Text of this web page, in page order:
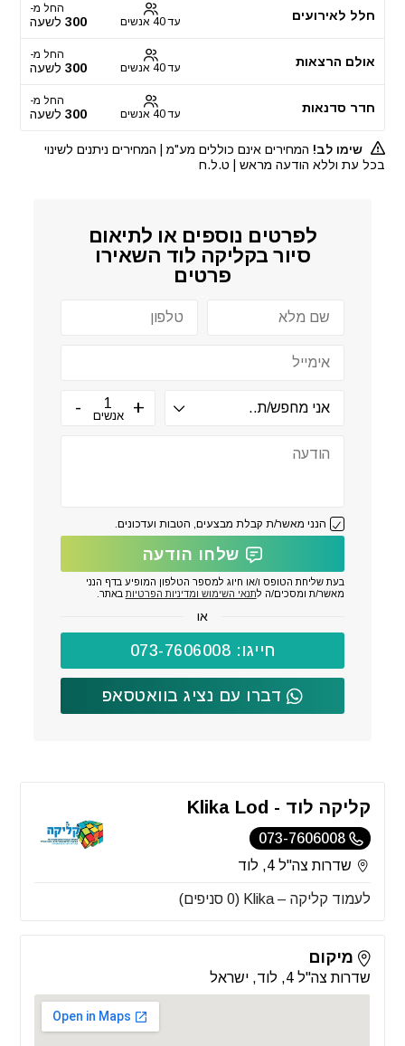
חלל לאירועים עד 40 אנשים
החל מ-
300 לשעה
אולם הרצאות עד 40 אנשים
החל מ-
300 לשעה
חדר סדנאות עד 40 אנשים
החל מ-
300 לשעה
שימו לב! המחירים אינם כוללים מע"מ | המחירים ניתנים לשינוי
בכל עת וללא הודעה מראש | ט.ל.ח
לפרטים נוספים או לתיאום
סיור בקליקה לוד השאירו
פרטים
אנשים
הנני מאשר/ת קבלת מבצעים, הטבות ועדכונים.
שלחו הודעה
בעת שליחת הטופס ו/או חיוג למספר הטלפון המופיע בדף הנני
מאשר/ת ומסכים/ה לתנאי השימוש ומדיניות הפרטיות באתר.
או
חייגו: 073-7606008
דברו עם נציג בוואטסאפ
קליקה לוד - Klika Lod
073-7606008
שדרות צה"ל 4, לוד
לעמוד קליקה – Klika (0 סניפים)
מיקום
שדרות צה"ל 4, לוד, ישראל